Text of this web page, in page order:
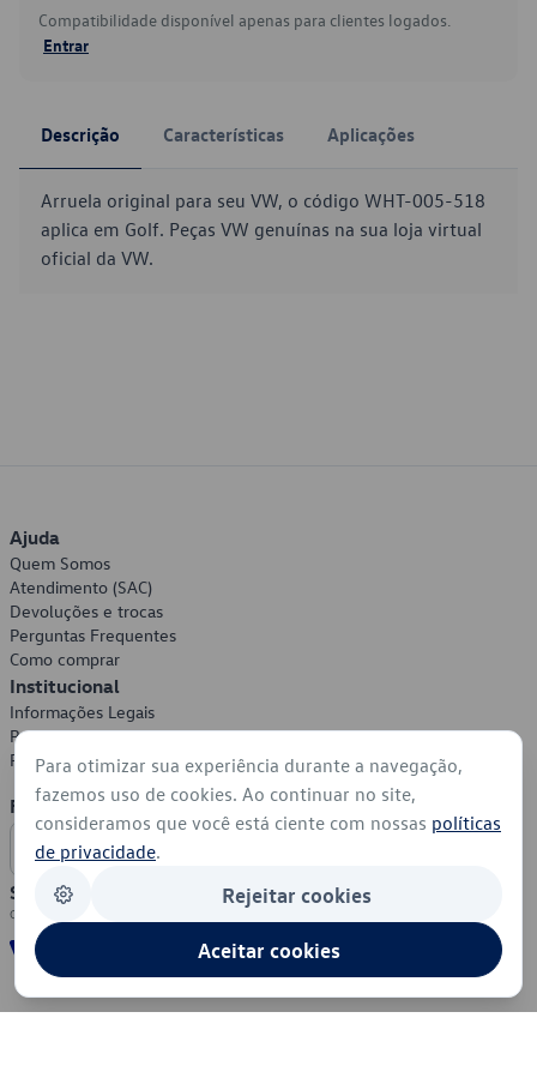
Compatibilidade disponível apenas para clientes logados.
Entrar
Descrição Características Aplicações
Arruela original para seu VW, o código WHT-005-518
aplica em Golf. Peças VW genuínas na sua loja virtual
oficial da VW.
Ajuda
Quem Somos
Atendimento (SAC)
Devoluções e trocas
Perguntas Frequentes
Como comprar
Institucional
Informações Legais
Política de Privacidade
Política de Cookies
Formas de Pagamento
Segurança
Para otimizar sua experiência durante a navegação,
fazemos uso de cookies. Ao continuar no site,
consideramos que você está ciente com nossas políticas
de privacidade.
Rejeitar cookies
Aceitar cookies